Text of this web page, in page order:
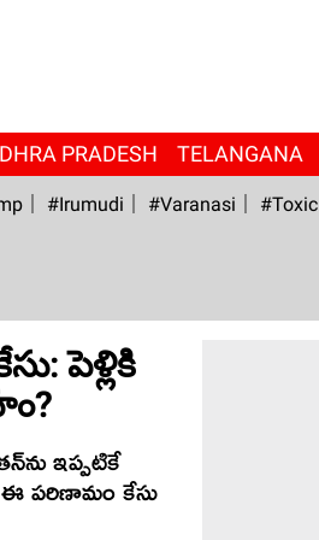
PRADESH TELANGANA
#irumudi #Varanasi #Toxic
పెళ్లికి
ఇప్పటికే
ఈ పరిణామం కేసు